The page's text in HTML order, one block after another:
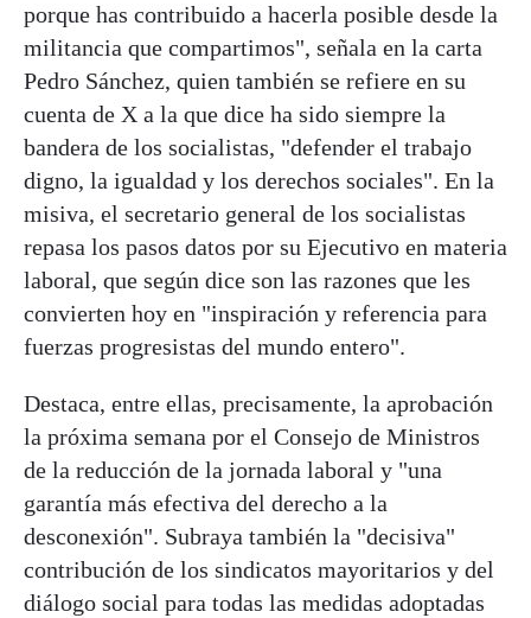
porque has contribuido a hacerla posible desde la
militancia que compartimos", señala en la carta
Pedro Sánchez, quien también se refiere en su
cuenta de X a la que dice ha sido siempre la
bandera de los socialistas, "defender el trabajo
digno, la igualdad y los derechos sociales". En la
misiva, el secretario general de los socialistas
repasa los pasos datos por su Ejecutivo en materia
laboral, que según dice son las razones que les
convierten hoy en "inspiración y referencia para
fuerzas progresistas del mundo entero".
Destaca, entre ellas, precisamente, la aprobación
la próxima semana por el Consejo de Ministros
de la reducción de la jornada laboral y "una
garantía más efectiva del derecho a la
desconexión". Subraya también la "decisiva"
contribución de los sindicatos mayoritarios y del
diálogo social para todas las medidas adoptadas